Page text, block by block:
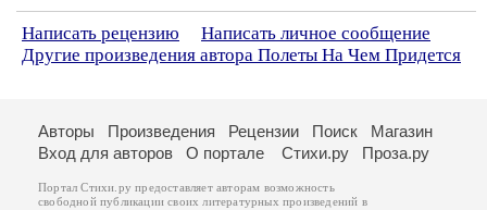
Написать рецензию
Написать личное сообщение
Другие произведения автора Полеты На Чем Придется
Авторы Произведения Рецензии Поиск
Магазин
Вход для авторов
О портале Стихи.ру Проза.ру
Портал Стихи.ру предоставляет авторам возможность
свободной публикации своих литературных произведений в